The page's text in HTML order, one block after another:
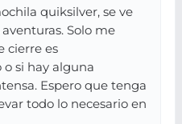
quiksilver, se ve
Solo me
cierre es
si hay alguna
Espero que tenga
todo lo necesario en